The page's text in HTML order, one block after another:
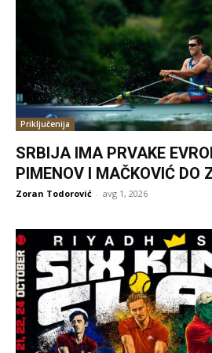
Priključenija
SRBIJA IMA PRVAKE
PIMENOV I MAČKOVIĆ DO
Zoran Todorović - avg 1, 2026